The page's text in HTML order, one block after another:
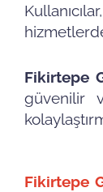
Fikirtepe
güvenilir
Fikirtepe